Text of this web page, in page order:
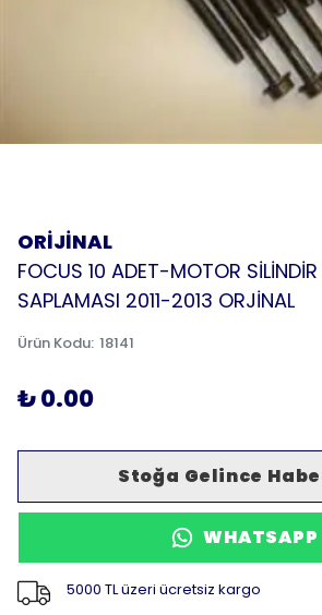
ORİJİNAL
FOCUS 10 ADET-MOTOR
SAPLAMASI 2011-2013 ORJİNAL
Ürün Kodu: 18141
₺ 0.00
Stoğa Gelince
WHATSAPP
5000 TL üzeri ücretsiz kargo